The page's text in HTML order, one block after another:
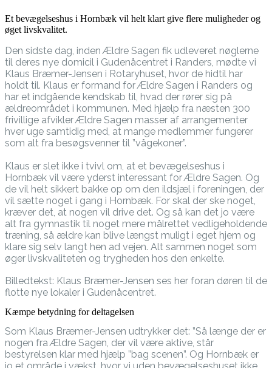
Et bevægelseshus i Hornbæk vil helt klart give flere muligheder og
øget livskvalitet.
Den sidste dag, inden Ældre Sagen fik udleveret nøglerne
til deres nye domicil i Gudenåcentret i Randers, mødte vi
Klaus Bræmer-Jensen i Rotaryhuset, hvor de hidtil har
holdt til. Klaus er formand for Ældre Sagen i Randers og
har et indgående kendskab til, hvad der rører sig på
ældreområdet i kommunen. Med hjælp fra næsten 300
hver uge samtidig med, at mange medlemmer fungerer
som alt fra besøgsvenner til ”vågekoner”.